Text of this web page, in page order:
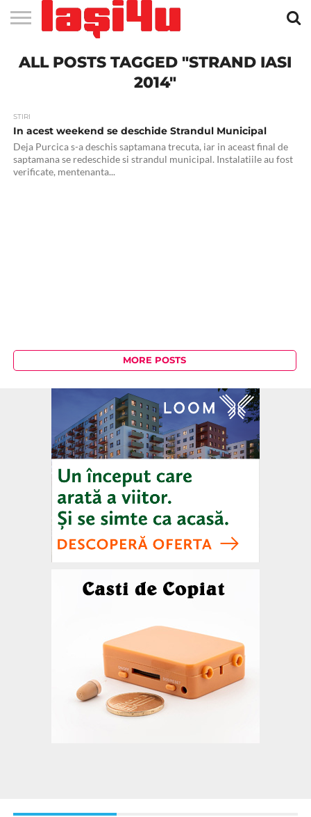
STIRI
APARTAMENTE
NOI IASI
STIRI
IASI
JOBS
IN
FILME
LA
CLUBURI /
DISCOTECI
BARURI /
CAFENELE
SALI DE
FORTA
SALOANE DE
INFRUMUSETARE
AGENTII
DE
RESTAURANTE
IN IASI
PIZZA
IN
PISCINA
IN IASI
FLORARII
RADIO
LIVE
SPALATORII
AUTO
TRACTARI
AUTO
TAXI
IN
CINEMA
TEATRU
HOTELURI
/
TEREN
SPORTIV
TEREN
TENIS
FARMACII
NON
COFFEE-
TO-GO
FIRME DE
PUBLICITATE
RENT
A
ALL POSTS TAGGED "STRAND IASI
2014"
STIRI
In acest weekend se deschide Strandul Municipal
Deja Purcica s-a deschis saptamana trecuta, iar in aceast final de
saptamana se redeschide si strandul municipal. Instalatiile au fost
verificate, mentenanta...
MORE POSTS